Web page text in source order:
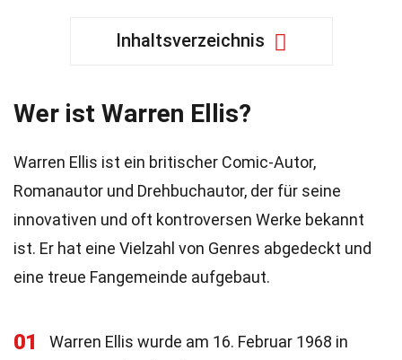
Inhaltsverzeichnis
Wer ist Warren Ellis?
Warren Ellis ist ein britischer Comic-Autor,
Romanautor und Drehbuchautor, der für seine
innovativen und oft kontroversen Werke bekannt
ist. Er hat eine Vielzahl von Genres abgedeckt und
eine treue Fangemeinde aufgebaut.
01
Warren Ellis wurde am 16. Februar 1968 in